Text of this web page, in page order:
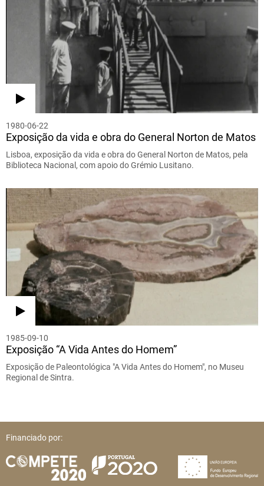
1980-06-22
Exposição da vida e obra do General Norton de Matos
Lisboa, exposição da vida e obra do General Norton de Matos, pela
Biblioteca Nacional, com apoio do Grémio Lusitano.
1985-09-10
Exposição “A Vida Antes do Homem”
Exposição de Paleontológica "A Vida Antes do Homem", no Museu
Regional de Sintra.
Financiado por: